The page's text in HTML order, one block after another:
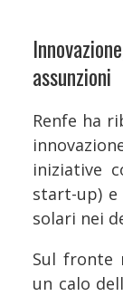
assunzioni
Renfe ha
iniziative
start-up) e
solari nei
Sul fronte
un calo